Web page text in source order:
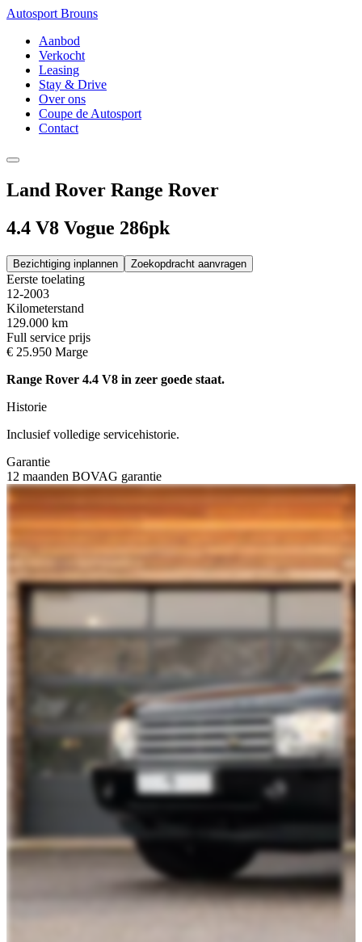
Autosport Brouns
Aanbod
Verkocht
Leasing
Stay & Drive
Over ons
Coupe de Autosport
Contact
Land Rover Range Rover
4.4 V8 Vogue 286pk
Bezichtiging inplannen Zoekopdracht aanvragen
Eerste toelating
12-2003
Kilometerstand
129.000 km
Full service prijs
€ 25.950 Marge
Range Rover 4.4 V8 in zeer goede staat.
Historie
Inclusief volledige servicehistorie.
Garantie
12 maanden BOVAG garantie